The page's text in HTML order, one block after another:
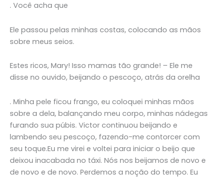
. Você acha que
Ele passou pelas minhas costas, colocando as mãos
sobre meus seios.
Estes ricos, Mary! Isso mamas tão grande! – Ele me
disse no ouvido, beijando o pescoço, atrás da orelha
. Minha pele ficou frango, eu coloquei minhas mãos
sobre a dela, balançando meu corpo, minhas nádegas
furando sua púbis. Victor continuou beijando e
lambendo seu pescoço, fazendo-me contorcer com
seu toque.Eu me virei e voltei para iniciar o beijo que
deixou inacabada no táxi. Nós nos beijamos de novo e
de novo e de novo. Perdemos a noção do tempo. Eu